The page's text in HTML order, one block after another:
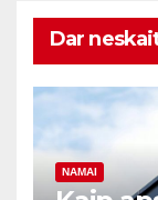
Dar
NAMAI